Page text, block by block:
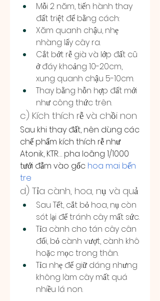
Mỗi 2 năm, tiến hành thay
đất triệt để bằng cách:
Xăm quanh chậu, nhẹ
nhàng lấy cây ra.
Cắt bớt rễ già và lớp đất cũ
ở đáy khoảng 10-20cm,
xung quanh chậu 5-10cm.
Thay bằng hỗn hợp đất mới
như công thức trên.
c) Kích thích rễ và chồi non
Sau khi thay đất, nên dùng các
chế phẩm kích thích rễ như
Atonik, KTR… pha loãng 1/1000
tưới đẫm vào gốc hoa mai bến
tre
d) Tỉa cành, hoa, nụ và quả
Sau Tết, cắt bỏ hoa, nụ còn
sót lại để tránh cây mất sức.
Tỉa cành cho tán cây cân
đối, bỏ cành vượt, cành khô
hoặc mọc trong thân.
Tỉa nhẹ để giữ dáng nhưng
không làm cây mất quá
nhiều lá non.